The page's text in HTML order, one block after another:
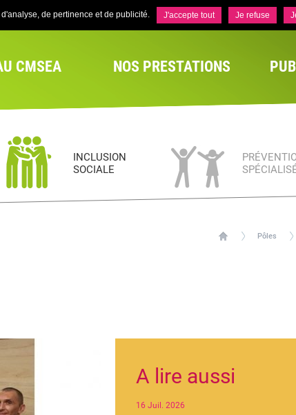
CMSEA NOS PRESTATIONS
INCLUSION
SOCIALE
Pôles
A lire aussi
16 Juil. 2026
de pertinence et de publicité. J'accepte tout Je refuse